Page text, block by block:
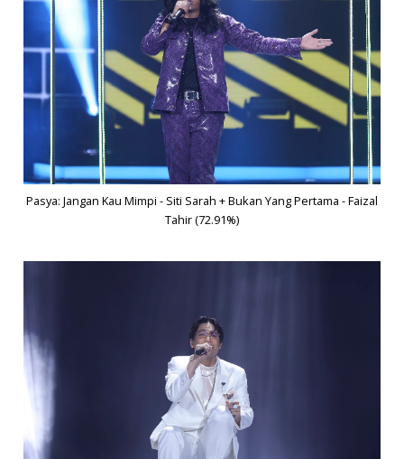
Pasya: Jangan Kau Mimpi - Siti Sarah + Bukan Yang Pertama - Faizal
Tahir (72.91%)